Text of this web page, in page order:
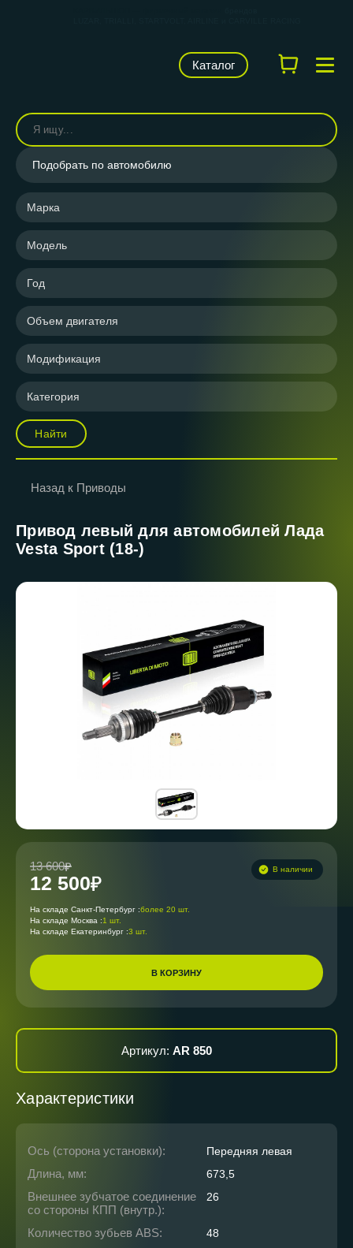
Каталог
Подобрать по автомобилю
Марка
Модель
Год
Объем двигателя
Модификация
Категория
Найти
Назад к Приводы
Привод левый для автомобилей Лада
Vesta Sport (18-)
13 600
12 500
В наличии
На складе Санкт-Петербург :более 20 шт.
На складе Москва :1 шт.
На складе Екатеринбург :3 шт.
В КОРЗИНУ
Артикул:AR 850
Характеристики
Ось (сторона установки): Передняя левая
Длина, мм: 673,5
Внешнее зубчатое соединение
со стороны КПП (внутр.):
26
Количество зубьев ABS: 48